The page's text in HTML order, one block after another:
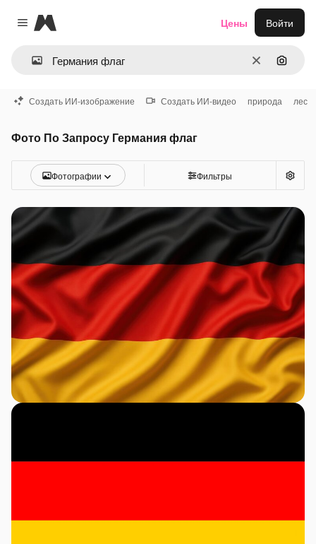
Close menu
Magnific
ОчиститьПоиск
Цены Войти
Создать ИИ-изображение Создать ИИ-видео природа лес
Фото По Запросу Германия флаг
Фотографии Фильтры